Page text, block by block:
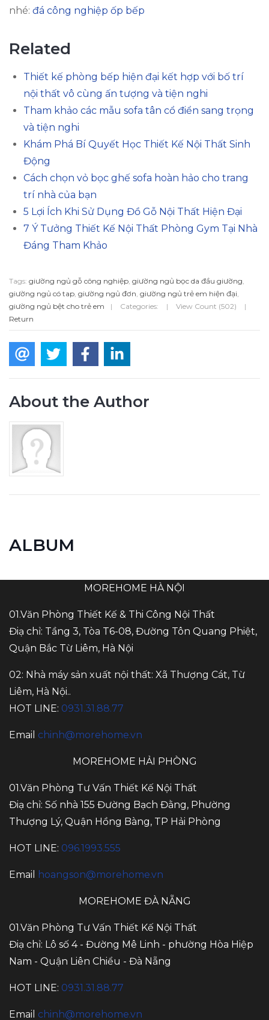
nhé: đá công nghiệp ốp bếp
Related
Thiết kế phòng bếp hiện đại kết hợp với bố trí
nội thất vô cùng ấn tượng và tiện nghi
Tham khảo các mẫu sofa tân cổ điển sang trọng
và tiện nghi
Khám Phá Bí Quyết Học Thiết Kế Nội Thất Sinh
Động
Cách chọn vỏ bọc ghế sofa hoàn hảo cho trang
trí nhà của bạn
5 Lợi Ích Khi Sử Dụng Đồ Gỗ Nội Thất Hiện Đại
7 Ý Tưởng Thiết Kế Nội Thất Phòng Gym Tại Nhà
Đáng Tham Khảo
Tags: giường ngủ gỗ công nghiệp giường ngủ bọc da đầu giường
giường ngủ có tap giường ngủ đơn giường ngủ trẻ em hiện đại
giường ngủ bệt cho trẻ em
| Categories: | View Count (502)
|
Return
About the Author
ALBUM
MOREHOME HÀ NỘI
01.Văn Phòng Thiết Kế & Thi Công Nội Thất
Điạ chỉ: Tầng 3, Tòa T6-08, Đường Tôn Quang Phiệt,
Quận Bắc Từ Liêm, Hà Nội
02: Nhà máy sản xuất nội thất: Xã Thượng Cát, Từ
Liêm, Hà Nội..
HOT LINE: 0931.31.88.77
Email chinh@morehome.vn
MOREHOME HẢI PHÒNG
01.Văn Phòng Tư Vấn Thiết Kế Nội Thất
Điạ chỉ: Số nhà 155 Đường Bạch Đằng, Phường
Thượng Lý, Quận Hồng Bàng, TP Hải Phòng
HOT LINE: 096.1993.555
Email hoangson@morehome.vn
MOREHOME ĐÀ NẴNG
01.Văn Phòng Tư Vấn Thiết Kế Nội Thất
Điạ chỉ: Lô số 4 - Đường Mê Linh - phường Hòa Hiệp
Nam - Quận Liên Chiểu - Đà Nẵng
HOT LINE: 0931.31.88.77
Email chinh@morehome.vn